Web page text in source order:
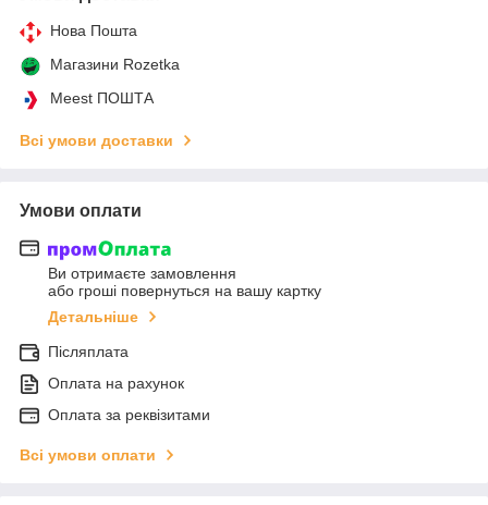
Нова Пошта
Магазини Rozetka
Meest ПОШТА
Всі умови доставки
Умови оплати
Ви отримаєте замовлення
або гроші повернуться на вашу картку
Детальніше
Післяплата
Оплата на рахунок
Оплата за реквізитами
Всі умови оплати